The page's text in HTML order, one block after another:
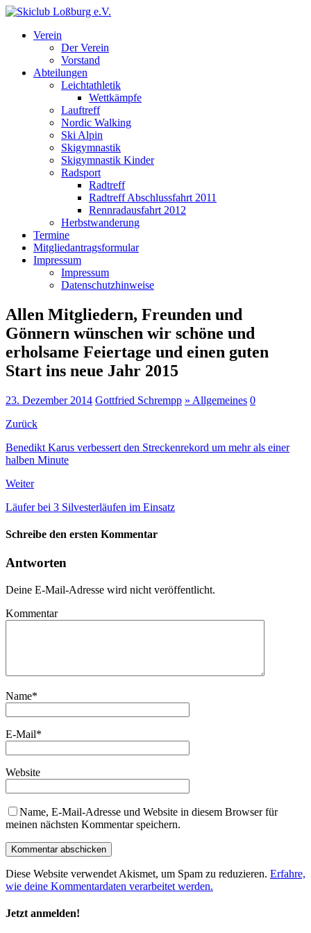
Verein
Der Verein
Vorstand
Abteilungen
Leichtathletik
Wettkämpfe
Lauftreff
Nordic Walking
Ski Alpin
Skigymnastik
Skigymnastik Kinder
Radsport
Radtreff
Radtreff Abschlussfahrt 2011
Rennradausfahrt 2012
Herbstwanderung
Termine
Mitgliedantragsformular
Impressum
Impressum
Datenschutzhinweise
Allen Mitgliedern, Freunden und
Gönnern wünschen wir schöne und
erholsame Feiertage und einen guten
Start ins neue Jahr 2015
23. Dezember 2014 Gottfried Schrempp » Allgemeines 0
Zurück
Benedikt Karus verbessert den Streckenrekord um mehr als einer
halben Minute
Weiter
Läufer bei 3 Silvesterläufen im Einsatz
Schreibe den ersten Kommentar
Antworten
Deine E-Mail-Adresse wird nicht veröffentlicht.
Kommentar
Name*
E-Mail*
Website
Name, E-Mail-Adresse und Website in diesem Browser für
meinen nächsten Kommentar speichern.
Diese Website verwendet Akismet, um Spam zu reduzieren. Erfahre,
wie deine Kommentardaten verarbeitet werden.
Jetzt anmelden!